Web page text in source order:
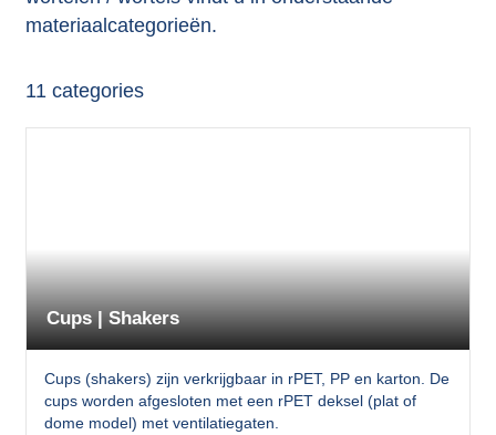
materiaalcategorieën.
11 categories
Cups | Shakers
Cups (shakers) zijn verkrijgbaar in rPET, PP en karton. De
cups worden afgesloten met een rPET deksel (plat of
dome model) met ventilatiegaten.